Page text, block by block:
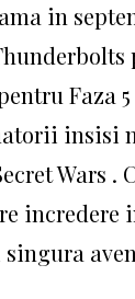
in
Faza 5
insisi
Wars .
incredere